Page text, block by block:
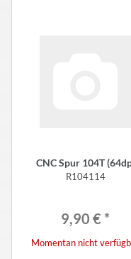
CNC Spur 104T
R104114
9,90 € *
Momentan nicht